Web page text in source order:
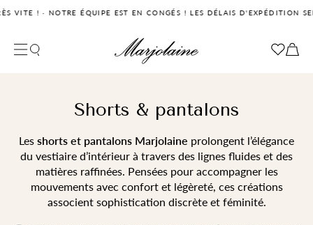
Votre panier est vide pour le moment
· NOTRE ÉQUIPE EST EN CONGÉS ! LES DÉLAIS D'EXPÉDITION SERONT
Shorts & pantalons
Lesshorts et pantalons Marjolaine prolongent l’élégance
du vestiaire d’intérieur à travers des lignes fluides et des
matières raffinées. Pensées pour accompagner les
mouvements avec confort et légèreté, ces créations
associent sophistication discrète et féminité.